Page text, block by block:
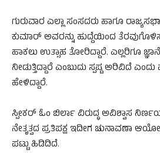
ಗುರುವಾರ ಎಲ್ಲಾ ಸಂಸದರು ಹಾಗೂ
ಕುಮಾರ್‌ ಅವರನ್ನು ಹುದ್ದೆಯಿಂದ
ಹಾಕಲು ಉತ್ಸಾಹ ತೋರಿದ್ದಾರೆ. ಎಲ್ಲರಿಗೂ
ನೀಡುತ್ತಿದ್ದಾರೆ ಎಂಬುದು ಸ್ಪಷ್ಟ ಅರಿವಿದೆ
ಹೇಳಿದ್ದಾರೆ.
ಸ್ಪೀಕರ್‌ ಓಂ ಬಿರ್ಲಾ ವಿರುದ್ಧ ಅವಿಶ್ವಾಸ
ನೇತೃತ್ವದ ಪ್ರತಿಪಕ್ಷ ಇದೀಗ ಚುನಾವಣಾ
ಪಟ್ಟು ಹಿಡಿದಿದೆ.